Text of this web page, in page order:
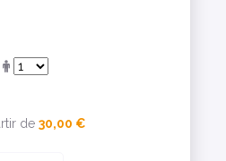
de 30,00 €